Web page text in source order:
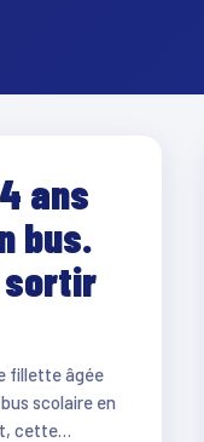
ans
bus.
sortir
fillette âgée
scolaire en
cette…